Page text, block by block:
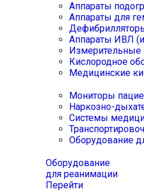
Аппараты
Аппараты для
Аппараты ИВЛ
Измерительные
Кислородное
Медицинские
Мониторы
Наркозно-
Системы
Оборудование
Оборудование
для реанимации
Перейти